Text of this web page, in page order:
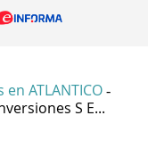
en ATLANTICO -
S E...